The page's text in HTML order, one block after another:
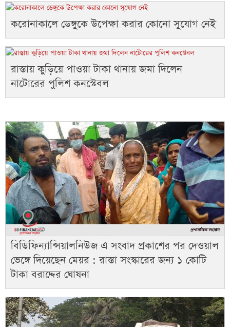
করোনাকালে ডেঙ্গুকে উপেক্ষা করার কোনো সুযোগ নেই
রাস্তায় কুড়িয়ে পাওয়া টাকা থানায় জমা দিলেন
নাটোরের পুলিশ কনস্টেবল
বিডিফিন্যান্সিয়ালনিউজ এ সংবাদ প্রকাশের পর দেওয়াল
ভেঙ্গে দিয়েছেন মেয়র : রাস্তা সংস্কারের জন্য ১ কোটি
টাকা বরাদ্দের ঘোষনা